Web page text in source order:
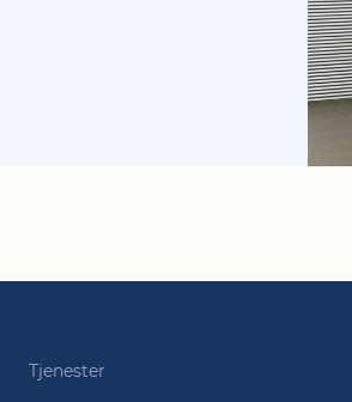
Tjenester